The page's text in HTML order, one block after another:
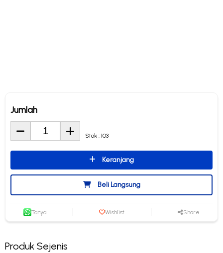
Jumlah
Stok : 103
Keranjang
Beli Langsung
Tanya Wishlist Share
Produk Sejenis